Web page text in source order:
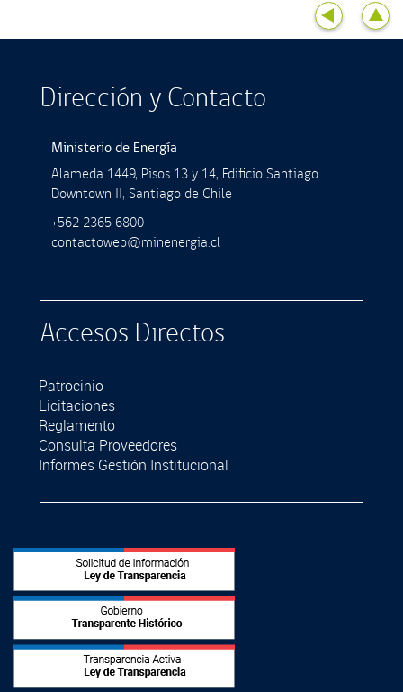
Dirección y Contacto
Ministerio de Energía
Alameda 1449, Pisos 13 y 14, Ediﬁcio Santiago
Downtown II, Santiago de Chile
+562 2365 6800
contactoweb@minenergia.cl
Accesos Directos
Patrocinio
Licitaciones
Reglamento
Consulta Proveedores
Informes Gestión Institucional